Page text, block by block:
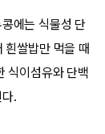
에는 식물성 단
흰쌀밥만 먹을 때
식이섬유와 단백
.